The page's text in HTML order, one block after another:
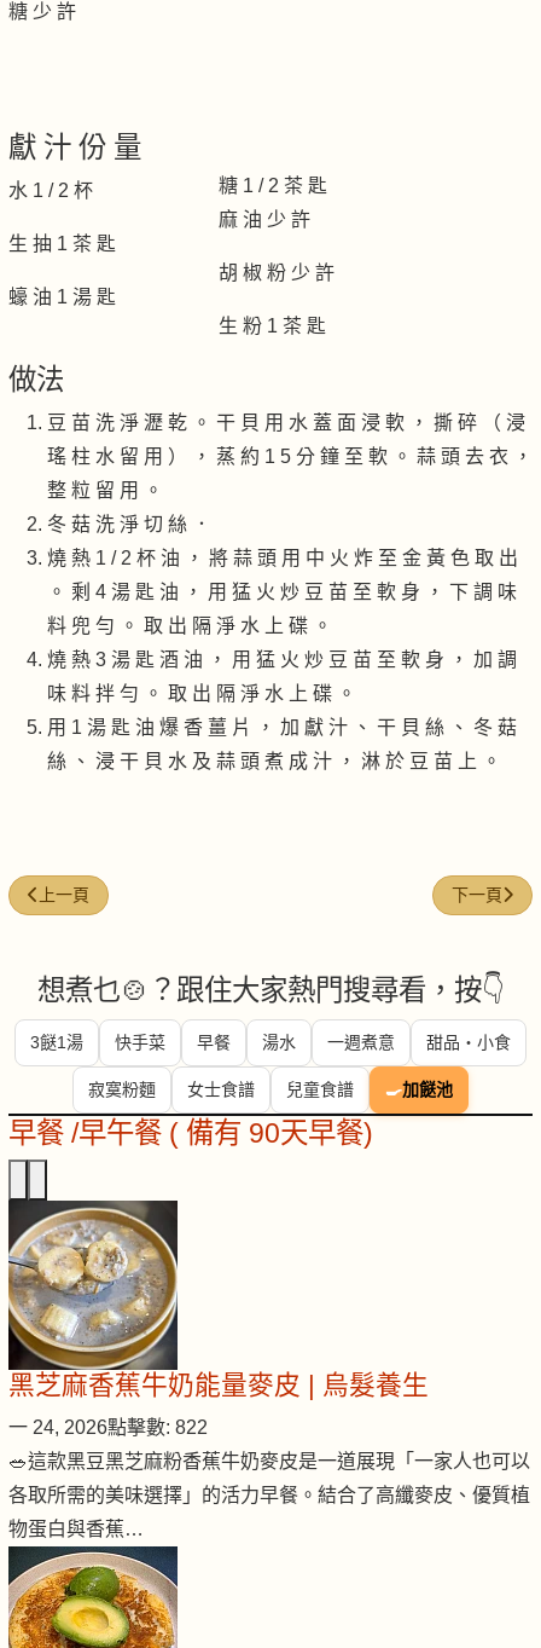
糖 少 許
獻 汁 份 量
水 1 / 2 杯
生 抽 1 茶 匙
蠔 油 1 湯 匙
糖 1 / 2 茶 匙
麻 油 少 許
胡 椒 粉 少 許
生 粉 1 茶 匙
做法
豆 苗 洗 淨 瀝 乾 。 干 貝 用 水 蓋 面 浸 軟 ， 撕 碎 （ 浸
瑤 柱 水 留 用 ） ， 蒸 約 1 5 分 鐘 至 軟 。 蒜 頭 去 衣 ，
整 粒 留 用 。
冬 菇 洗 淨 切 絲 ．
燒 熱 1 / 2 杯 油 ， 將 蒜 頭 用 中 火 炸 至 金 黃 色 取 出
。 剩 4 湯 匙 油 ， 用 猛 火 炒 豆 苗 至 軟 身 ， 下 調 味
料 兜 勻 。 取 出 隔 淨 水 上 碟 。
燒 熱 3 湯 匙 酒 油 ， 用 猛 火 炒 豆 苗 至 軟 身 ， 加 調
味 料 拌 勻 。 取 出 隔 淨 水 上 碟 。
用 1 湯 匙 油 爆 香 薑 片 ， 加 獻 汁 、 干 貝 絲 、 冬 菇
絲 、 浸 干 貝 水 及 蒜 頭 煮 成 汁 ， 淋 於 豆 苗 上 。
上一篇文章: XO醬燒茄子
上一頁 下一篇文章
下一頁
想煮乜🍲？跟住大家熱門搜尋看，按👇
3餸1湯 快手菜 早餐 湯水 一週煮意 甜品・小食
寂寞粉麵 女士食譜 兒童食譜 🍳加餸池
早餐 /早午餐 ( 備有 90天早餐)
黑芝麻香蕉牛奶能量麥皮 | 烏髮養生
一 24, 2026點擊數: 822
🥗這款黑豆黑芝麻粉香蕉牛奶麥皮是一道展現「一家人也可以
各取所需的美味選擇」的活力早餐。結合了高纖麥皮、優質植
物蛋白與香蕉…